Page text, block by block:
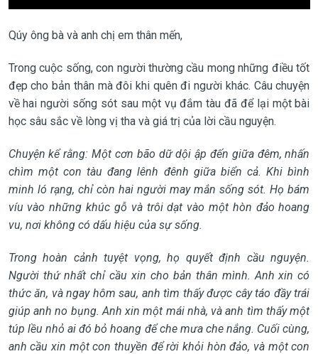
Qúy ông bà và anh chị em thân mến,
Trong cuộc sống, con người thường cầu mong những điều tốt
đẹp cho bản thân mà đôi khi quên đi người khác. Câu chuyện
về hai người sống sót sau một vụ đắm tàu đã để lại một bài
học sâu sắc về lòng vị tha và giá trị của lời cầu nguyện.
Chuyện kể rằng: Một cơn bão dữ dội ập đến giữa đêm, nhấn
chìm một con tàu đang lênh đênh giữa biển cả. Khi bình
minh ló rạng, chỉ còn hai người may mắn sống sót. Họ bám
víu vào những khúc gỗ và trôi dạt vào một hòn đảo hoang
vu, nơi không có dấu hiệu của sự sống.
Trong hoàn cảnh tuyệt vọng, họ quyết định cầu nguyện.
Người thứ nhất chỉ cầu xin cho bản thân mình. Anh xin có
thức ăn, và ngay hôm sau, anh tìm thấy được cây táo đầy trái
giúp anh no bụng. Anh xin một mái nhà, và anh tìm thấy một
túp lều nhỏ ai đó bỏ hoang để che mưa che nắng. Cuối cùng,
anh cầu xin một con thuyền để rời khỏi hòn đảo, và một con